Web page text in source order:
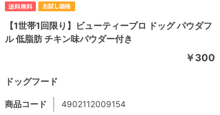
【1世帯1回限り】ビューティープロ ドッグ パウダフ
ル 低脂肪 チキン味パウダー付き
ドッグフード
￥300
商品コード 4902112009154